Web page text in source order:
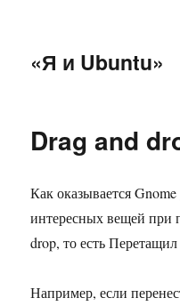
«Я и Ubuntu»
Drag and
Как оказывается
интересных вещей при
drop, то есть
Например, если